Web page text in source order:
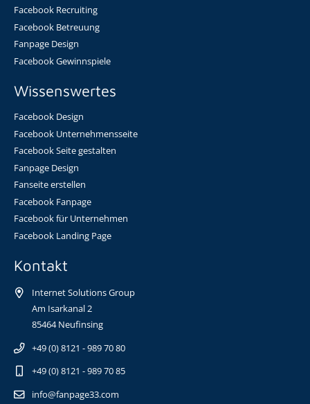
Facebook Recruiting
Facebook Betreuung
Fanpage Design
Facebook Gewinnspiele
Wissenswertes
Facebook Design
Facebook Unternehmensseite
Facebook Seite gestalten
Fanpage Design
Fanseite erstellen
Facebook Fanpage
Facebook für Unternehmen
Facebook Landing Page
Kontakt
Internet Solutions Group
Am Isarkanal 2
85464 Neufinsing
+49 (0) 8121 - 989 70 80
+49 (0) 8121 - 989 70 85
info@fanpage33.com